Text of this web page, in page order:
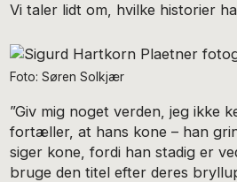
Vi taler lidt om, hvilke historier
Foto: Søren Solkjær
”Giv mig noget verden, jeg ikke
fortæller, at hans kone – han
siger kone, fordi han stadig er
bruge den titel efter deres